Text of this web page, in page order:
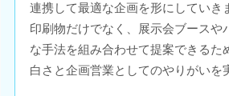
連携して最適な企画を形にしていき
印刷物だけでなく、展示会ブースや
な手法を組み合わせて提案できるた
白さと企画営業としてのやりがいを